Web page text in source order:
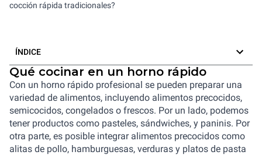
cocción rápida tradicionales?
ÍNDICE
Qué cocinar en un horno rápido
Con un horno rápido profesional se pueden preparar una
variedad de alimentos, incluyendo alimentos precocidos,
semicocidos, congelados o frescos. Por un lado, podemos
tener productos como pasteles, sándwiches, y paninis. Por
otra parte, es posible integrar alimentos precocidos como
alitas de pollo, hamburguesas, verduras y platos de pasta